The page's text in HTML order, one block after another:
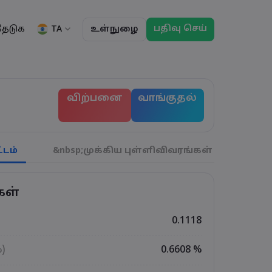
ரோல்ஓவர
மார்கெட்டின் ஆழம்
சட்டத் தொகுப்பு
TA
English
English (St. Vincent)
Italian
Português
உள்நுழை பதிவு செய்
விற்பனை வாங்குதல்
&nbsp;முக்கிய புள்ளிவிவரங்கள்
0.1118
0.6608 %